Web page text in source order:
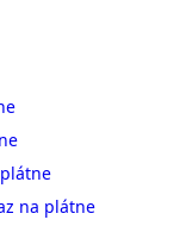
na plátne